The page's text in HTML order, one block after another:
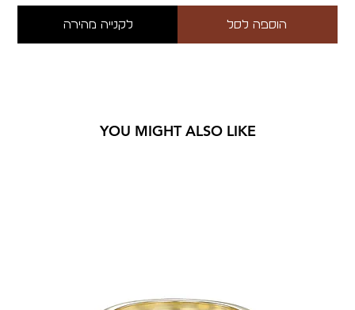
הוספה לסל לקנייה מהירה
YOU MIGHT ALSO LIKE